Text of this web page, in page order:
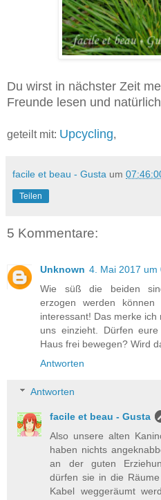
Du wirst in nächster Zeit
Freunde lesen und
geteilt mit: Upcycling,
facile et beau - Gusta um
Teilen
5 Kommentare:
Unknown 4. Mai 2017 um
Wie süß die beiden
erzogen werden
interessant! Das merke
uns einzieht. Dürfen
Haus frei bewegen? Wird
Antworten
Antworten
facile et beau - Gusta
Also unsere alten
haben nichts
an der guten
dürfen sie in die
Kabel weggeräumt